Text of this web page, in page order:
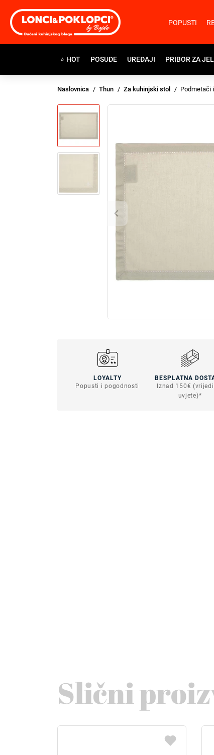
POPUSTI
⭐ HOT POSUĐE UREĐAJI PRIBOR ZA
Naslovnica Thun Za kuhinjski stol Podmetači
LOYALTY
Popusti i pogodnosti
BESPLATNA
Iznad 150€
uvjete)*
Slični